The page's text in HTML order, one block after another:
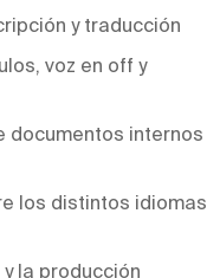
y traducción
voz en off y
documentos internos
los distintos idiomas
la producción